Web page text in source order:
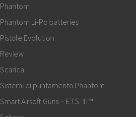
Phantom
Phantom Li-Po batteries
Pistole Evolution
Review
Scarica
Sistemi di puntamento Phantom
Smart Airsoft Guns – E.T.S. III ™